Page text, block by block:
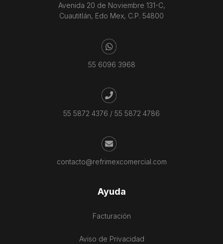
Avenida 20 de Noviembre 131-C,
Cuautitlán, Edo Mex, C.P. 54800
55 6096 3968
55 5872 4376 / 55 5872 4786
contacto@refrimexcomercial.com
Ayuda
Facturación
Aviso de Privacidad